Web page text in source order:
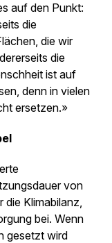
auf den Punkt:
die
die wir
die
ist auf
denn in vielen
ersetzen.»
von
die Klimabilanz,
bei. Wenn
gesetzt wird